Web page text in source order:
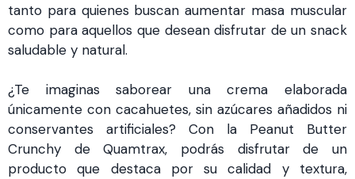
tanto para quienes buscan aumentar masa muscular
como para aquellos que desean disfrutar de un snack
saludable y natural.
¿Te imaginas saborear una crema elaborada
únicamente con cacahuetes, sin azúcares añadidos ni
conservantes artificiales? Con la Peanut Butter
Crunchy de Quamtrax, podrás disfrutar de un
producto que destaca por su calidad y textura,